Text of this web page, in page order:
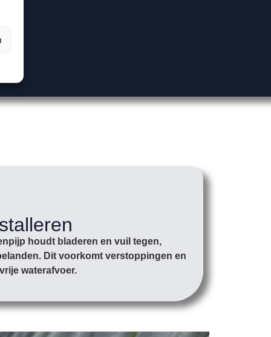
houdt bladeren en vuil tegen,
Dit voorkomt verstoppingen en
waterafvoer.